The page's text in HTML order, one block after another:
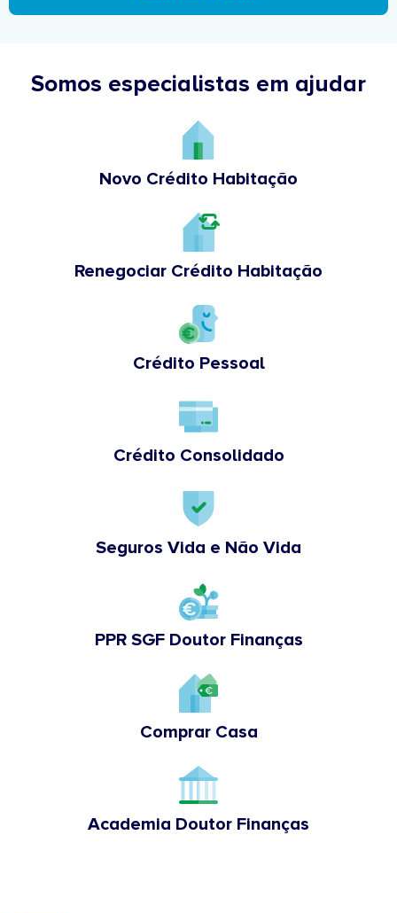
Somos especialistas em ajudar
Novo Crédito Habitação
Renegociar Crédito Habitação
Crédito Pessoal
Crédito Consolidado
Seguros Vida e Não Vida
PPR SGF Doutor Finanças
Comprar Casa
Academia Doutor Finanças